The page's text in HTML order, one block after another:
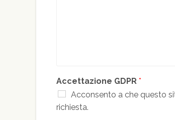
Accettazione GDPR *
Acconsento a che questo
richiesta.